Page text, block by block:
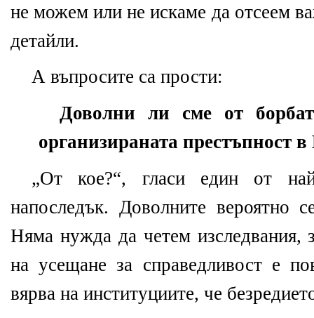
не можем или не искаме да отсеем
детайли.
А въпросите са прости:
Доволни ли сме от
организираната престъпност
„От кое?“, гласи един от
напоследък. Доволните вероятно
Няма нужда да четем изследвания,
на усещане за справедливост е
вярва на институциите, че